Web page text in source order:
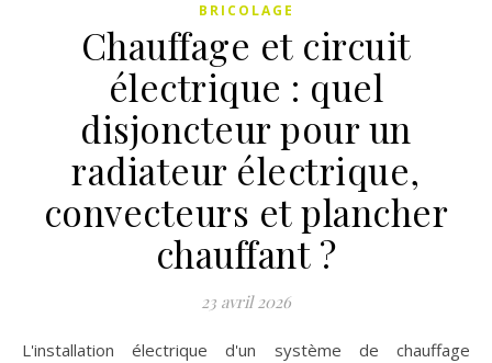
BRICOLAGE
Chauffage et circuit
électrique : quel
disjoncteur pour un
radiateur électrique,
convecteurs et plancher
chauffant ?
23 avril 2026
L'installation électrique d'un système de chauffage